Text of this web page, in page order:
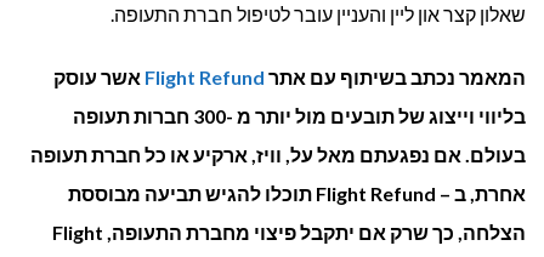
שאלון קצר און ליין והעניין עובר לטיפול חברת התעופה.
המאמר נכתב בשיתוף עם אתר Flight Refund אשר עוסק
בליווי וייצוג של תובעים מול יותר מ -300 חברות תעופה
בעולם. אם נפגעתם מאל על, וויז, ארקיע או כל חברת תעופה
אחרת, ב – Flight Refund תוכלו להגיש תביעה מבוססת
הצלחה, כך שרק אם יתקבל פיצוי מחברת התעופה, Flight